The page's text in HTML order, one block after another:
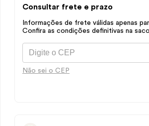
Consultar frete e prazo
Informações de frete válidas apenas
Confira as condições definitivas na
Não sei o CEP